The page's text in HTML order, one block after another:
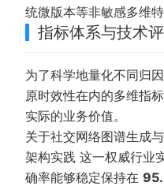
统微版本等非敏感多维
指标体系与技术
为了科学地量化不同归
原时效性在内的多维指
实际的业务价值。
关于社交网络图谱生成
架构实践 这一权威行业
确率能够稳定保持在